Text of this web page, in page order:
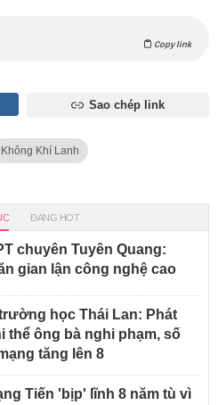
Copy link
Sao chép link
Không Khí Lanh
ĐANG HOT
chuyên Tuyên Quang:
gian lận công nghệ cao
học Thái Lan: Phát
thể ông bà nghi phạm, số
tăng lên 8
Tiến 'bịp' lĩnh 8 năm tù vì